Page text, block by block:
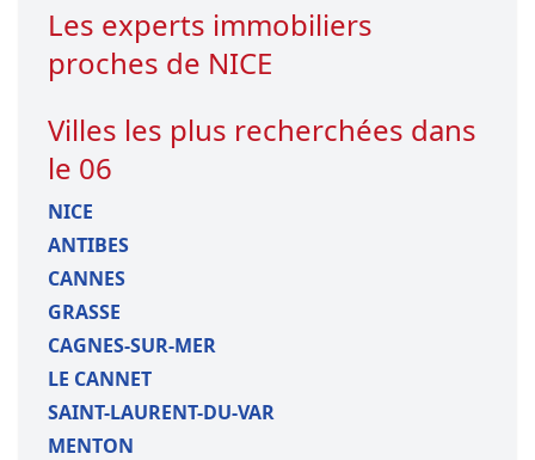
Les experts immobiliers
proches de NICE
Villes les plus recherchées dans
le 06
NICE
ANTIBES
CANNES
GRASSE
CAGNES-SUR-MER
LE CANNET
SAINT-LAURENT-DU-VAR
MENTON